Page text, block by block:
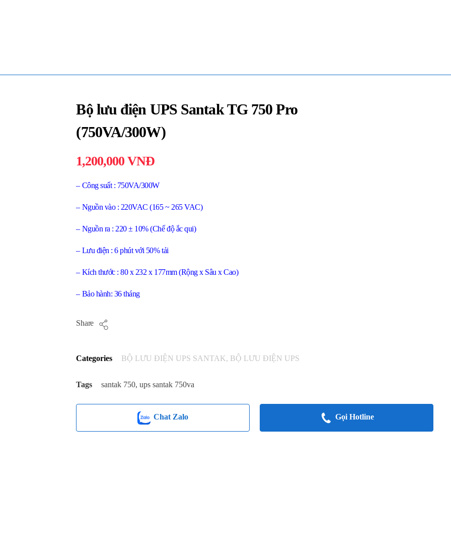
Bộ lưu điện UPS Santak TG 750 Pro
(750VA/300W)
1,200,000 VNĐ
– Công suất : 750VA/300W
– Nguồn vào : 220VAC (165 ~ 265 VAC)
– Nguồn ra : 220 ± 10% (Chế độ ắc qui)
– Lưu điện : 6 phút với 50% tải
– Kích thước : 80 x 232 x 177mm (Rộng x Sâu x Cao)
– Bảo hành: 36 tháng
Share
Categories BỘ LƯU ĐIỆN UPS SANTAK, BỘ LƯU ĐIỆN UPS
Tags santak 750,ups santak 750va
Chat Zalo Gọi Hotline